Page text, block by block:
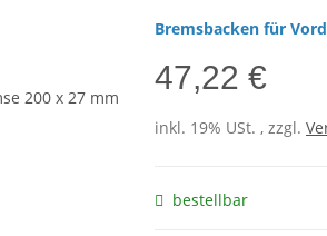
Bremsbacken für
47,22 €
inkl. 19% USt. , zzgl.
bestellbar